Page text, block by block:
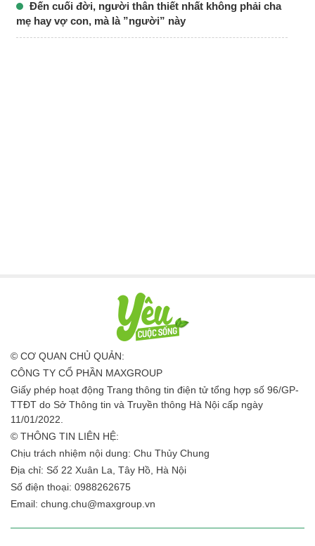
Đến cuối đời, người thân thiết nhất không phải cha
mẹ hay vợ con, mà là ”người” này
© CƠ QUAN CHỦ QUẢN:
CÔNG TY CỔ PHẦN MAXGROUP
Giấy phép hoạt động Trang thông tin điện tử tổng hợp số 96/GP-
TTĐT do Sở Thông tin và Truyền thông Hà Nội cấp ngày
11/01/2022.
© THÔNG TIN LIÊN HỆ:
Chịu trách nhiệm nội dung: Chu Thủy Chung
Địa chỉ: Số 22 Xuân La, Tây Hồ, Hà Nội
Số điện thoại: 0988262675
Email: chung.chu@maxgroup.vn